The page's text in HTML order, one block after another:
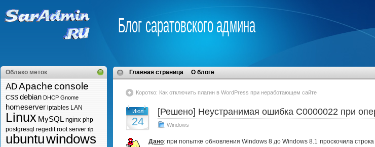
Блог саратовского админа
Облако меток
ADApacheconsole
CSS debian DHCP Gnome
homeserver iptables LAN
Linux MySQL nginx php
postgresql regedit root server tip
ubuntuwindows
Главная страница О блоге
Коротко: Как отключить плагин в WordPress при неработающем сайте
Июл
24
[Решено] Неустранимая ошибка C0000022 при
Windows
Дано: при попытке обновления Windows 8 до Windows 8.1 проскочила